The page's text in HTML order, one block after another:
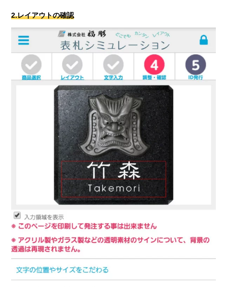
2.レイアウトの確認